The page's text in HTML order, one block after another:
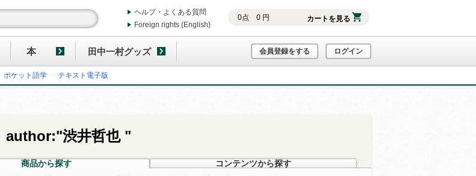
0点 0円 カートを見る
ヘルプ・よくある質問
Foreign rights (English)
本 田中一村グッズ 会員登録をする ログイン
ポケット語学 テキスト電子版
author:"渋井哲也 "
商品から探す コンテンツから探す